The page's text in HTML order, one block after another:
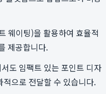
웨이팅)을 활용하여 효율적
제공합니다.
도 임팩트 있는 포인트 디자
으로 전달할 수 있습니다.